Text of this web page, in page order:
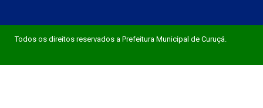
Todos os direitos reservados a Prefeitura Municipal de Curuçá.